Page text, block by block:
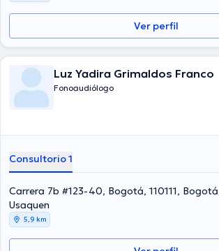
Ver perfil
Luz Yadira Grimaldos Franco
Fonoaudiólogo
Consultorio 1
Carrera 7b #123-40, Bogotá, 110111,
Usaquen
5,9 km